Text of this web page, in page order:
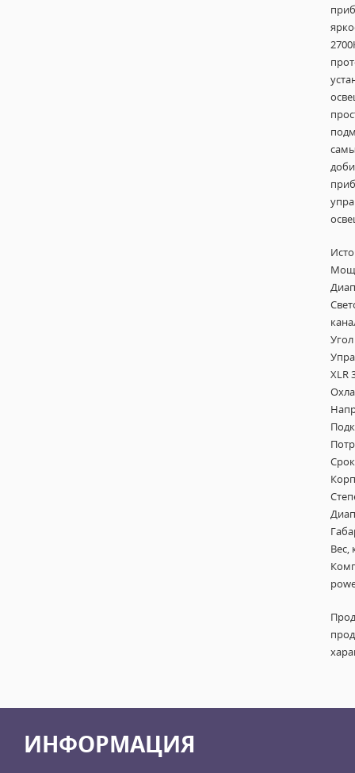
XLR
Вес,
ИНФОРМАЦИЯ